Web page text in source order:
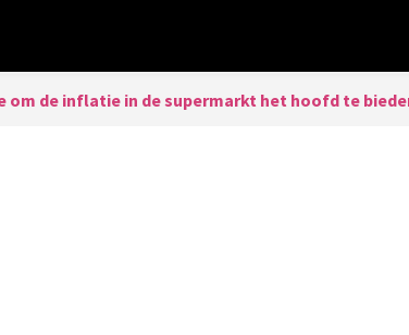
om de inflatie in de supermarkt het hoofd te